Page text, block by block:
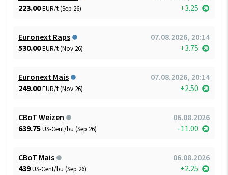
223.00EUR/t (Sep 26) +3.25
Euronext Raps
07.08.2026, 20:14
530.00EUR/t (Nov 26) +3.75
Euronext Mais
07.08.2026, 20:14
249.00EUR/t (Nov 26) +2.50
CBoT Weizen
06.08.2026
639.75US-Cent/bu (Sep 26) -11.00
CBoT Mais
06.08.2026
439US-Cent/bu (Sep 26) +2.25